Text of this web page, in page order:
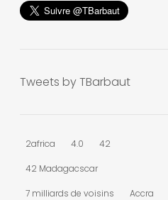
Tweets by TBarbaut
2africa 4.0 42
42 Madagacscar
7 milliards de voisins Accra